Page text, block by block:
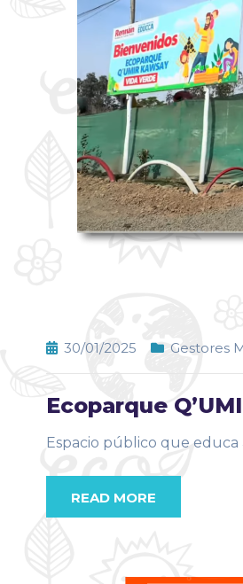
30/01/2025 Gestores
Ecoparque
Espacio público que
READ MORE